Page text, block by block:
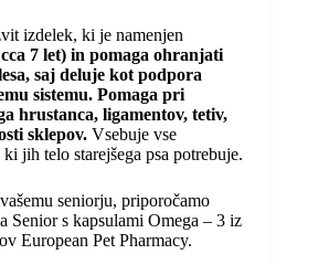
izdelek, ki je namenjen
7 let) in pomaga ohranjati
saj deluje kot podpora
sistemu. Pomaga pri
hrustanca, ligamentov, tetiv,
sklepov. Vsebuje vse
ki jih telo starejšega psa potrebuje.
seniorju, priporočamo
Senior s kapsulami Omega – 3 iz
European Pet Pharmacy.